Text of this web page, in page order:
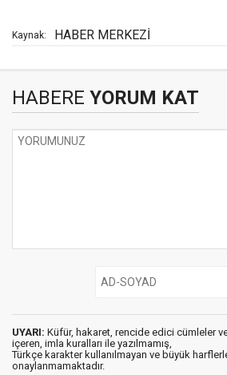
Kaynak: HABER MERKEZİ
HABERE YORUM KAT
UYARI: Küfür, hakaret, rencide edici cümleler
içeren, imla kuralları ile yazılmamış,
Türkçe karakter kullanılmayan ve büyük
onaylanmamaktadır.